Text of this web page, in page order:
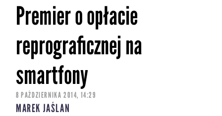
Premier o opłacie
reprograficznej na
smartfony
8 PAŹDZIERNIKA 2014, 14:29
MAREK JAŚLAN